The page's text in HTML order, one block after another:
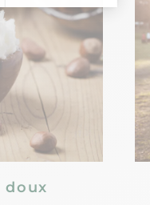
quels cas
doux